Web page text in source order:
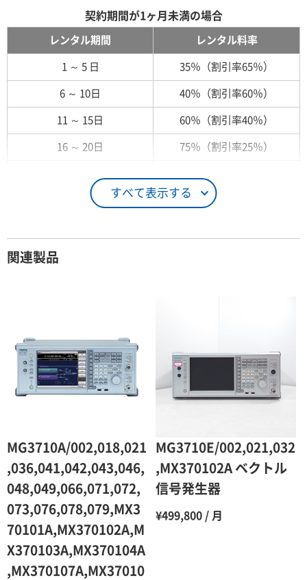
すべて表示する
契約期間が1ヶ月未満の場合
レンタル期間 レンタル料率
1 ～ 5 日 35％（割引率65％）
6 ～ 10日 40％（割引率60％）
11 ～ 15日 60％（割引率40％）
16 ～ 20日 75％（割引率25％）
26日 ～ 1ヶ月 100％（割引率 0％）
3ヶ月 80％（割引率20％）
4ヶ月 75％（割引率25％）
7ヶ月 60％（割引率 40％）
8ヶ月 55％（割引率45％）
9ヶ月 50％（割引率50％）
10ヶ月
11ヶ月
関連製品
MG3710A/002,018,021
,036,041,042,043,046,
048,049,066,071,072,
073,076,078,079,MX3
70101A,MX370102A,M
X370103A,MX370104A
,MX370107A,MX37010
MG3710E/002,021,032
,MX370102A ベクトル
信号発生器
¥499,800 / 月